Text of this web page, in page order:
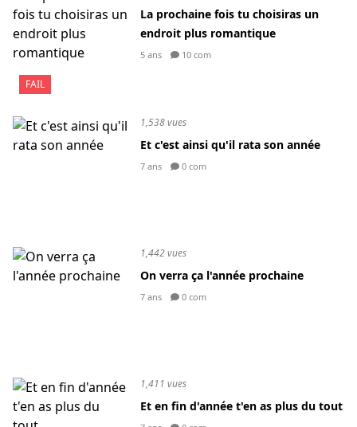
FAIL
La prochaine fois tu choisiras un
endroit plus romantique
5 ans 10 com
1,538 vues
Et c'est ainsi qu'il rata son année
7 ans 0 com
1,442 vues
On verra ça l'année prochaine
7 ans 0 com
1,411 vues
Et en fin d'année t'en as plus du tout